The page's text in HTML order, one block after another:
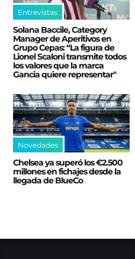
Entrevistas
Solana Baccile, Category
Manager de Aperitivos en
Grupo Cepas: “La figura de
Lionel Scaloni transmite todos
los valores que la marca
Gancia quiere representar"
Novedades
Chelsea ya superó los €2.500
millones en fichajes desde la
llegada de BlueCo